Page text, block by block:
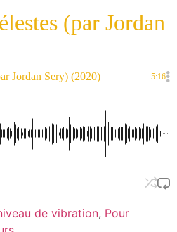
(par Jordan
Jordan Sery) (2020) 5:16
de vibration, Pour